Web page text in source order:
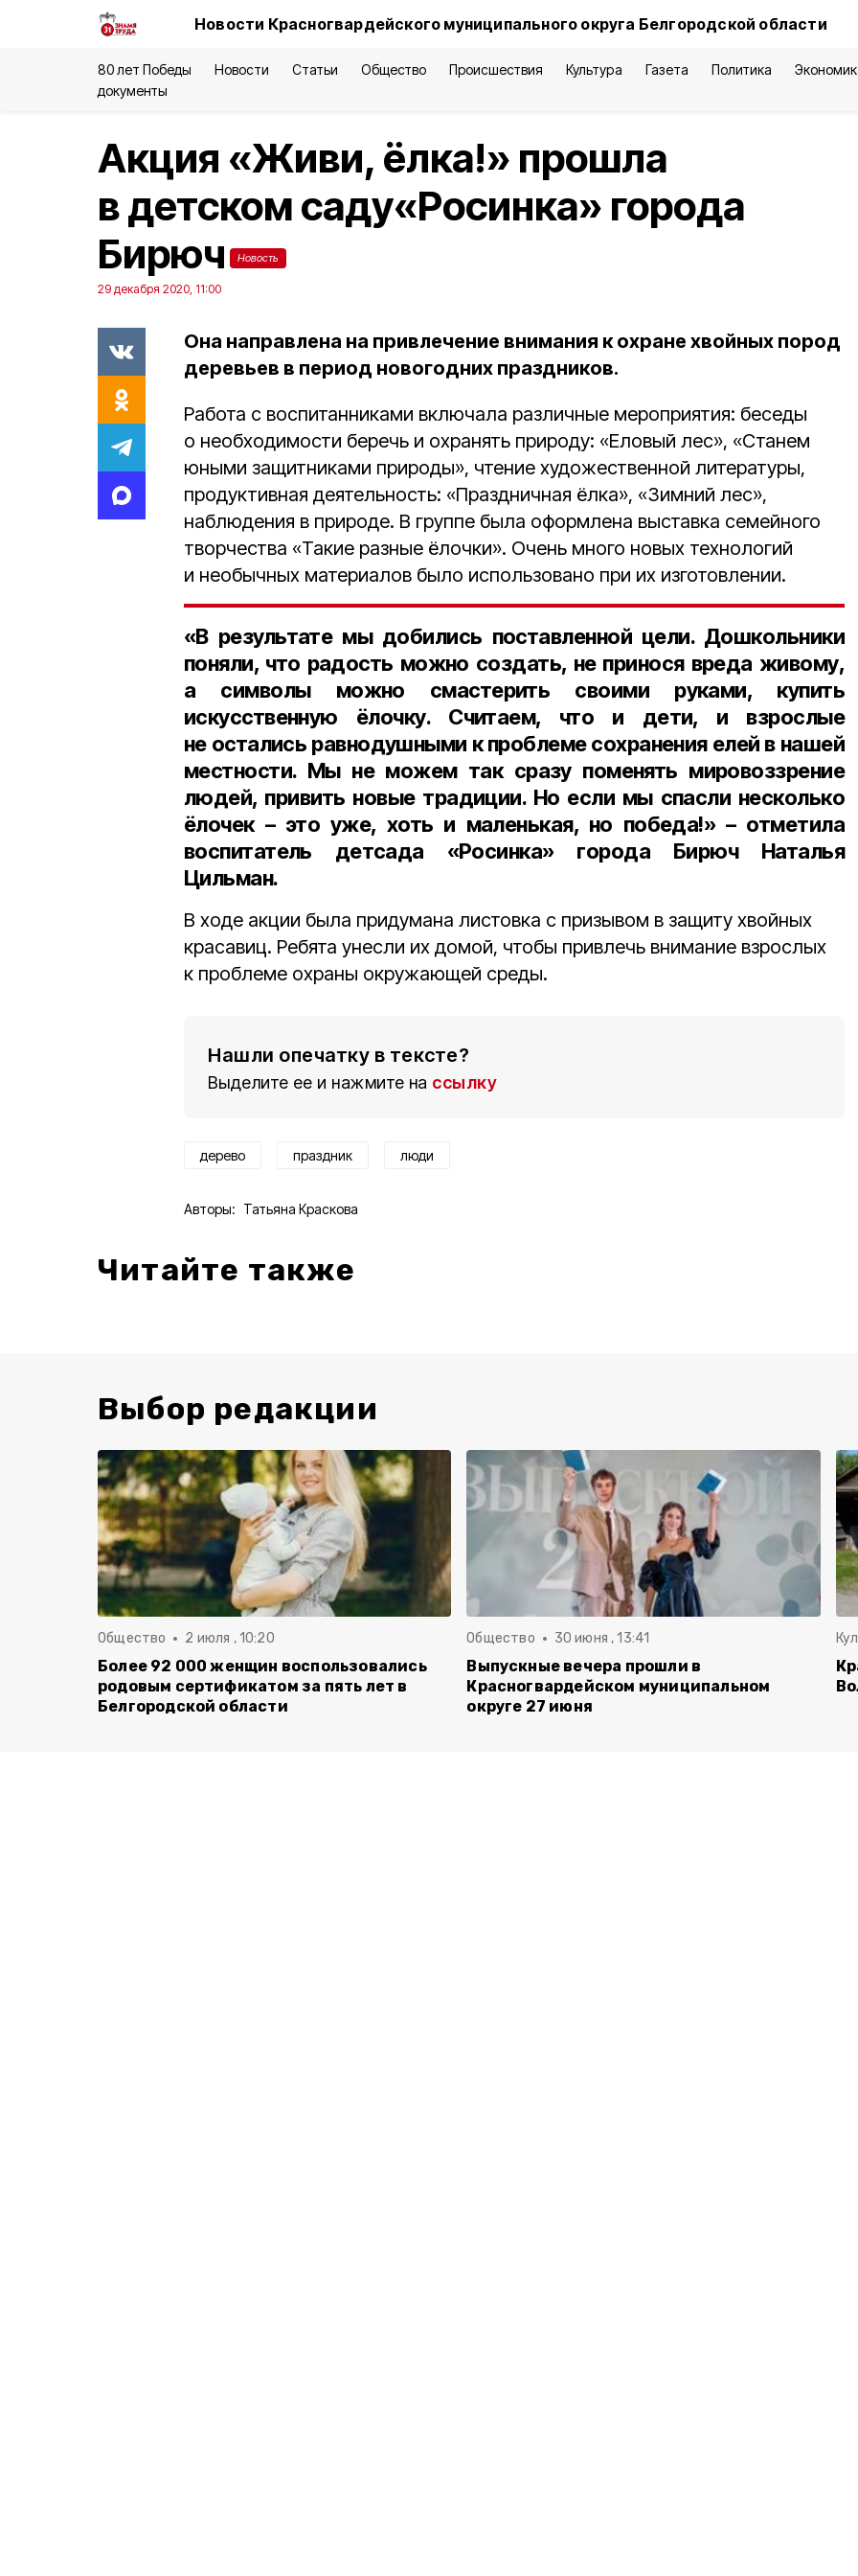
Новости Красногвардейского муниципального округа Белгородской области
80 лет Победы Новости Статьи Общество Происшествия Культура Газета Политика
документы
Акция «Живи, ёлка!» прошла
в детском саду«Росинка» города
Бирюч
Новость
29 декабря 2020, 11:00
Она направлена на привлечение внимания к охране хвойных пород
деревьев в период новогодних праздников.
Работа с воспитанниками включала различные мероприятия: беседы
о необходимости беречь и охранять природу: «Еловый лес», «Станем
юными защитниками природы», чтение художественной литературы,
продуктивная деятельность: «Праздничная ёлка», «Зимний лес»,
наблюдения в природе. В группе была оформлена выставка семейного
творчества «Такие разные ёлочки». Очень много новых технологий
и необычных материалов было использовано при их изготовлении.
«В результате мы добились поставленной цели. Дошкольники
поняли, что радость можно создать, не принося вреда живому,
а символы можно смастерить своими руками, купить
искусственную ёлочку. Считаем, что и дети, и взрослые
не остались равнодушными к проблеме сохранения елей в нашей
местности. Мы не можем так сразу поменять мировоззрение
людей, привить новые традиции. Но если мы спасли несколько
ёлочек – это уже, хоть и маленькая, но победа!» – отметила
воспитатель детсада «Росинка» города Бирюч Наталья
Цильман.
В ходе акции была придумана листовка с призывом в защиту хвойных
красавиц. Ребята унесли их домой, чтобы привлечь внимание взрослых
к проблеме охраны окружающей среды.
Нашли опечатку в тексте?
Выделите ее и нажмите на ссылку
дерево праздник люди
Авторы: Татьяна Краскова
Читайте также
Выбор редакции
Общество 2 июля , 10:20
Более 92 000 женщин воспользовались
родовым сертификатом за пять лет в
Белгородской области
Общество 30 июня , 13:41
Выпускные вечера прошли в
Красногвардейском муниципальном
округе 27 июня